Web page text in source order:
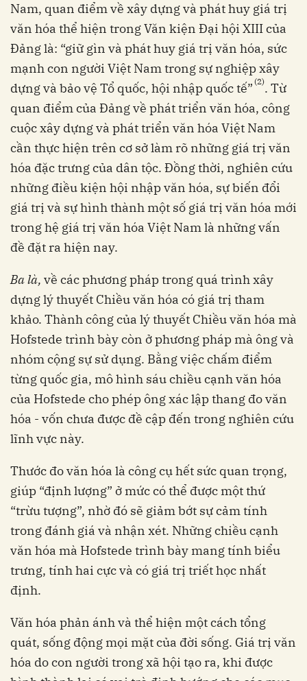
Nam, quan điểm về xây dựng và phát huy giá trị
văn hóa thể hiện trong Văn kiện Đại hội XIII của
Đảng là: “giữ gìn và phát huy giá trị văn hóa, sức
mạnh con người Việt Nam trong sự nghiệp xây
dựng và bảo vệ Tổ quốc, hội nhập quốc tế” (2). Từ
quan điểm của Đảng về phát triển văn hóa, công
cuộc xây dựng và phát triển văn hóa Việt Nam
cần thực hiện trên cơ sở làm rõ những giá trị văn
hóa đặc trưng của dân tộc. Đồng thời, nghiên cứu
những điều kiện hội nhập văn hóa, sự biến đổi
giá trị và sự hình thành một số giá trị văn hóa mới
trong hệ giá trị văn hóa Việt Nam là những vấn
đề đặt ra hiện nay.
Ba là, về các phương pháp trong quá trình xây
dựng lý thuyết Chiều văn hóa có giá trị tham
khảo. Thành công của lý thuyết Chiều văn hóa mà
Hofstede trình bày còn ở phương pháp mà ông và
nhóm cộng sự sử dụng. Bằng việc chấm điểm
từng quốc gia, mô hình sáu chiều cạnh văn hóa
của Hofstede cho phép ông xác lập thang đo văn
hóa - vốn chưa được đề cập đến trong nghiên cứu
lĩnh vực này.
Thước đo văn hóa là công cụ hết sức quan trọng,
giúp “định lượng” ở mức có thể được một thứ
“trừu tượng”, nhờ đó sẽ giảm bớt sự cảm tính
trong đánh giá và nhận xét. Những chiều cạnh
văn hóa mà Hofstede trình bày mang tính biểu
trưng, tính hai cực và có giá trị triết học nhất
định.
Văn hóa phản ánh và thể hiện một cách tổng
quát, sống động mọi mặt của đời sống. Giá trị văn
hóa do con người trong xã hội tạo ra, khi được